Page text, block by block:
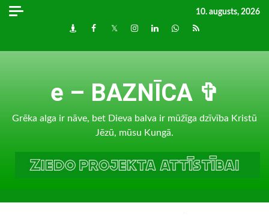
Skip
10. augusts, 2026
DraugiemFacebook
TwitterInstagram
LinkedInwhatsapp
RSS
e – BAZNĪCA ✞
Grēka alga ir nāve, bet Dieva balva ir mūžīga dzīvība Kristū
Jēzū, mūsu Kungā.